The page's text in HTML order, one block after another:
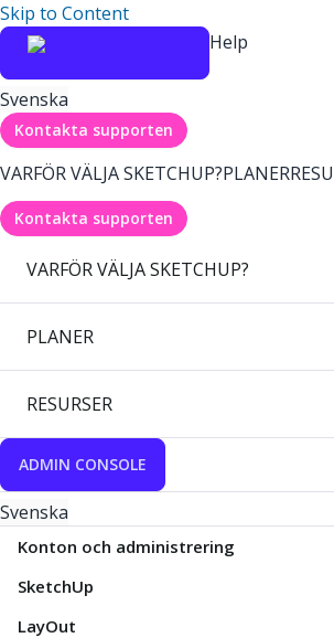
Skip to Content
Help
Svenska
Kontakta supporten
VARFÖR VÄLJA SKETCHUP?PLANER
Kontakta supporten
VARFÖR VÄLJA SKETCHUP?
PLANER
RESURSER
ADMIN CONSOLE
Svenska
Konton och administrering
SketchUp
LayOut